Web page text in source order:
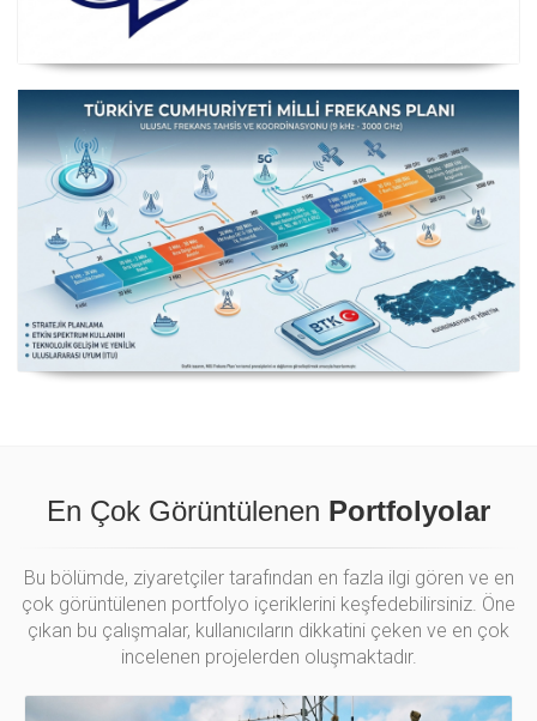
Posta ve Telekomünikasyon İdareleri Avrupa Konferansı
Milli Frekans Planı
En Çok Görüntülenen Portfolyolar
Bu bölümde, ziyaretçiler tarafından en fazla ilgi gören ve en
çok görüntülenen portfolyo içeriklerini keşfedebilirsiniz. Öne
çıkan bu çalışmalar, kullanıcıların dikkatini çeken ve en çok
incelenen projelerden oluşmaktadır.